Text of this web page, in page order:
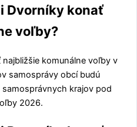
Dvorníky konať
voľby?
najbližšie komunálne voľby v
samosprávy obcí budú
krajov pod
2026.